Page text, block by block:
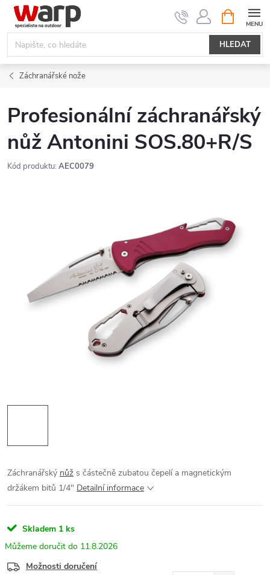
Přejít
obsah
HLEDAT
NÁKUPNÍ
KOŠÍK
Záchranářské nože
Profesionální záchranářský
nůž Antonini SOS.80+R/S
Kód produktu: AEC0079
Záchranářský nůž s částečně zubatou čepelí a magnetickým
držákem bitů 1/4" Detailní informace
Skladem 1 ks
11.8.2026
Možnosti doručení